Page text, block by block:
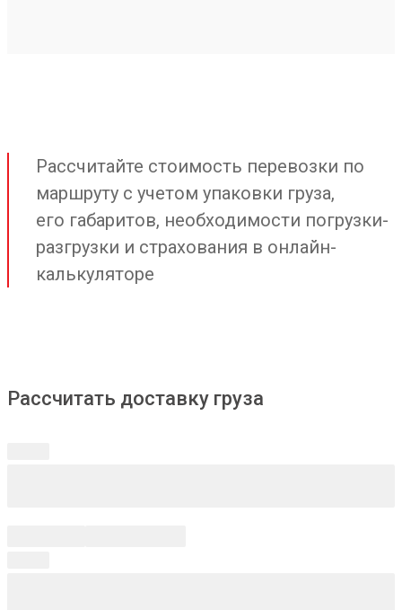
Рассчитайте стоимость перевозки по
маршруту с учетом упаковки груза,
его габаритов, необходимости погрузки-
разгрузки и страхования в онлайн-
калькуляторе
Рассчитать доставку груза